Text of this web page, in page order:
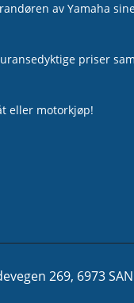
av Yamaha
priser
eller motorkjøp!
269, 6973